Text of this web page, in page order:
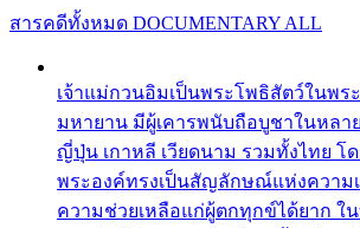
สารคดีทั้งหมด DOCUMENTARY ALL
เจ้าแม่กวนอิมเป็นพระโพธิสัตว์ในพ
มหายาน มีผู้เคารพนับถือบูชาในหลา
ญี่ปุ่น เกาหลี เวียดนาม รวมทั้งไทย โ
พระองค์ทรงเป็นสัญลักษณ์แห่งความ
ความช่วยเหลือแก่ผู้ตกทุกข์ได้ยาก ใน